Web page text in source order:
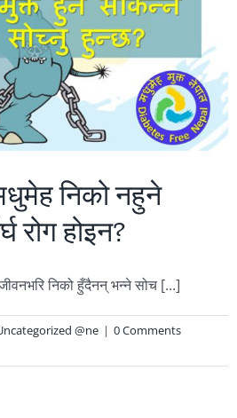
निको नहुने
रोग होइन?
निको हुँदैनन् भन्ने सोच [...]
@ne | 0 Comments